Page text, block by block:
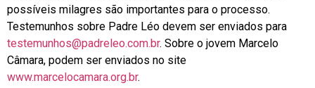
possíveis milagres são importantes para o processo.
Testemunhos sobre Padre Léo devem ser enviados para
testemunhos@padreleo.com.br. Sobre o jovem Marcelo
Câmara, podem ser enviados no site
www.marcelocamara.org.br.